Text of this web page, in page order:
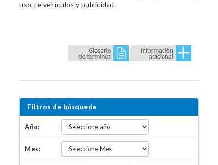
uso de vehículos y publicidad.
Filtros de búsqueda
Año:
Mes: